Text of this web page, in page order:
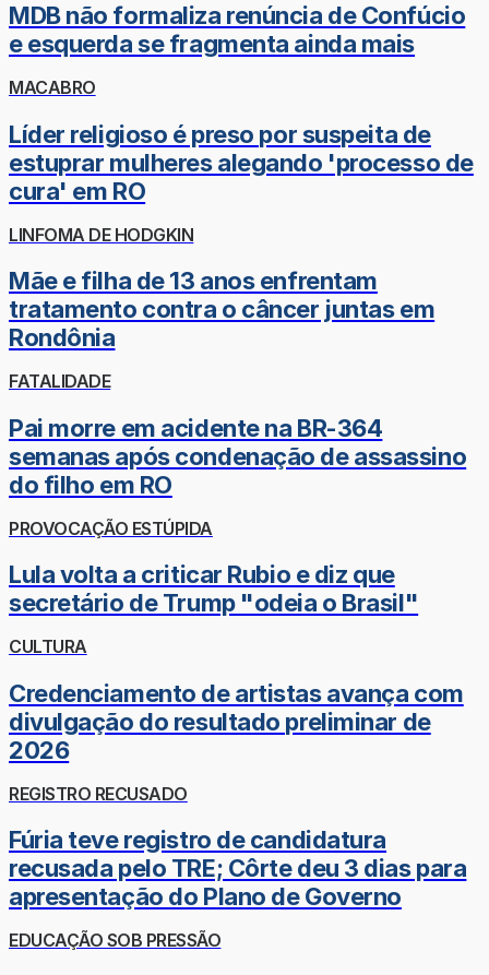
MDB não formaliza renúncia de Confúcio
e esquerda se fragmenta ainda mais
MACABRO
Líder religioso é preso por suspeita de
estuprar mulheres alegando 'processo de
cura' em RO
LINFOMA DE HODGKIN
Mãe e filha de 13 anos enfrentam
tratamento contra o câncer juntas em
Rondônia
FATALIDADE
Pai morre em acidente na BR-364
semanas após condenação de assassino
do filho em RO
PROVOCAÇÃO ESTÚPIDA
Lula volta a criticar Rubio e diz que
secretário de Trump "odeia o Brasil"
CULTURA
Credenciamento de artistas avança com
divulgação do resultado preliminar de
2026
REGISTRO RECUSADO
Fúria teve registro de candidatura
recusada pelo TRE; Côrte deu 3 dias para
apresentação do Plano de Governo
EDUCAÇÃO SOB PRESSÃO